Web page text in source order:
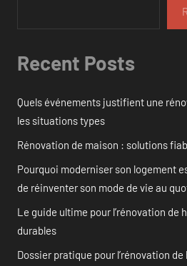
Recent Posts
Quels événements justifient une
les situations types
Rénovation de maison : solutions
Pourquoi moderniser son logement
de réinventer son mode de vie au
Le guide ultime pour l’rénovation de
durables
Dossier pratique pour l’rénovation